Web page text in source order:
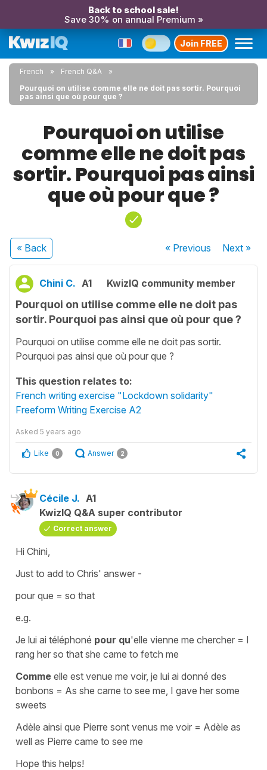
Back to school sale!
Save 30% on annual Premium »
Join FREE
French
French Q&A
Pourquoi on utilise comme elle ne doit pas sortir. Pourquoi
pas ainsi que où pour que ?
Pourquoi on utilise
comme elle ne doit pas
sortir. Pourquoi pas ainsi
que où pour que ?
« Back « Previous Next»
Chini C. A1 KwizIQ community member
Pourquoi on utilise comme elle ne doit pas
sortir. Pourquoi pas ainsi que où pour que ?
Pourquoi on utilise comme elle ne doit pas sortir.
Pourquoi pas ainsi que où pour que ?
This question relates to:
French writing exercise "Lockdown solidarity"
Freeform Writing Exercise A2
Asked 5 years ago
Like 0 Answer 2
Cécile J. A1
KwizIQ Q&A super contributor
Correct answer
Hi Chini,
Just to add to Chris' answer -
pour que = so that
e.g.
Je lui ai téléphoné pour qu'elle vienne me chercher = I
rang her so that she came to fetch me
Comme elle est venue me voir, je lui ai donné des
bonbons = As she came to see me, I gave her some
sweets
Adèle ainsi que Pierre sont venus me voir = Adèle as
well as Pierre came to see me
Hope this helps!